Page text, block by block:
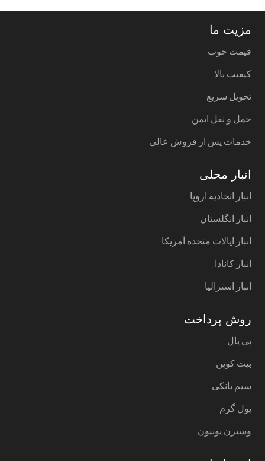
مزیت ما
قیمت خوب
کیفیت بالا
تحویل سریع
حمل و نقل ایمن
خدمات پس از فروش عالی
انبار محلی
انبار اتحادیه اروپا
انبار انگلستان
انبار ایالات متحده آمریکا
انبار کانادا
انبار استرالیا
روش پرداخت
پی پال
بیت کوین
سیم بانکی
پول گرم
وسترن یونیون